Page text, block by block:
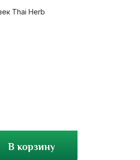
Thai Herb
В корзину